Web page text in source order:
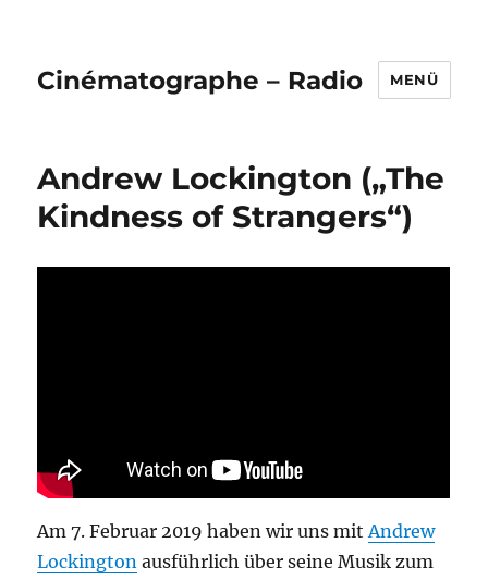
Cinématographe – Radio MENÜ
Andrew Lockington („The
Kindness of Strangers“)
Am 7. Februar 2019 haben wir uns mitAndrew
Lockington ausführlich über seine Musik zum